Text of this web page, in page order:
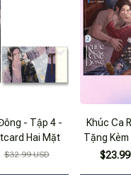
- Tập 4 -
Hai Mặt
$32.99 USD
Khúc Ca
Tặng Kèm
Postcard
$23.99